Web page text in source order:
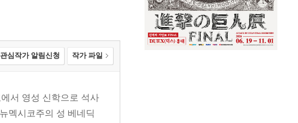
관심작가 알림신청 작가 파일
서 영성 신학으로 석사
멕시코주의 성 베네딕